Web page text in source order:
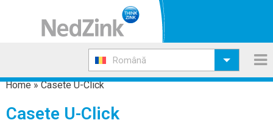
Română
Home»Casete U-Click
Casete U-Click